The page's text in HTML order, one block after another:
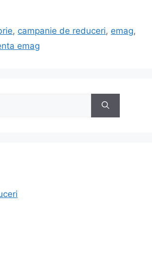
, campanie de reduceri, emag,
emag